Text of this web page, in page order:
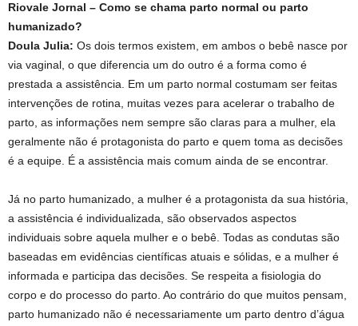
Riovale Jornal – Como se chama parto normal ou parto
humanizado?
Doula Julia: Os dois termos existem, em ambos o bebê nasce por
via vaginal, o que diferencia um do outro é a forma como é
prestada a assistência. Em um parto normal costumam ser feitas
intervenções de rotina, muitas vezes para acelerar o trabalho de
parto, as informações nem sempre são claras para a mulher, ela
geralmente não é protagonista do parto e quem toma as decisões
é a equipe. É a assistência mais comum ainda de se encontrar.
Já no parto humanizado, a mulher é a protagonista da sua história,
a assistência é individualizada, são observados aspectos
individuais sobre aquela mulher e o bebê. Todas as condutas são
baseadas em evidências científicas atuais e sólidas, e a mulher é
informada e participa das decisões. Se respeita a fisiologia do
corpo e do processo do parto. Ao contrário do que muitos pensam,
parto humanizado não é necessariamente um parto dentro d’água